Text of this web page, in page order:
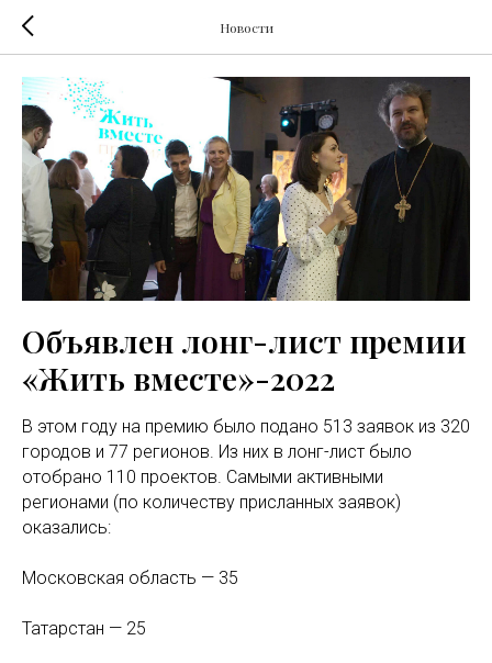
Новости
Объявлен лонг-лист премии
«Жить вместе»-2022
В этом году на премию было подано 513 заявок из 320
городов и 77 регионов. Из них в лонг-лист было
отобрано 110 проектов. Самыми активными
регионами (по количеству присланных заявок)
оказались:
Московская область — 35
Татарстан — 25